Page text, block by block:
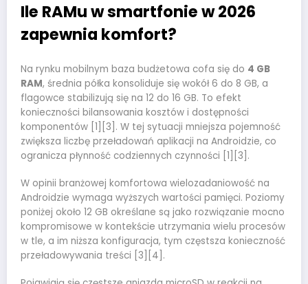
Ile RAMu w smartfonie w 2026
zapewnia komfort?
Na rynku mobilnym baza budżetowa cofa się do 4 GB
RAM, średnia półka konsoliduje się wokół 6 do 8 GB, a
flagowce stabilizują się na 12 do 16 GB. To efekt
konieczności bilansowania kosztów i dostępności
komponentów [1][3]. W tej sytuacji mniejsza pojemność
zwiększa liczbę przeładowań aplikacji na Androidzie, co
ogranicza płynność codziennych czynności [1][3].
W opinii branżowej komfortowa wielozadaniowość na
Androidzie wymaga wyższych wartości pamięci. Poziomy
poniżej około 12 GB określane są jako rozwiązanie mocno
kompromisowe w kontekście utrzymania wielu procesów
w tle, a im niższa konfiguracja, tym częstsza konieczność
przeładowywania treści [3][4].